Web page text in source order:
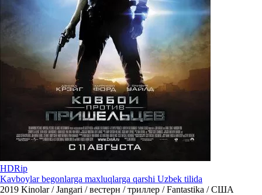
HDRip
Kavboylar begonlarga maxluqlarga qarshi Uzbek tilida
2019 Kinolar / Jangari / вестерн / триллер / Fantastika / США